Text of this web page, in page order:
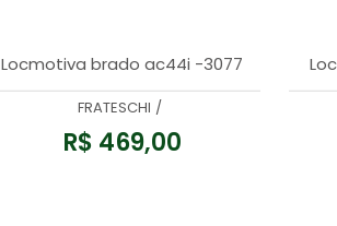
Locmotiva brado ac44i -3077
FRATESCHI /
R$ 469,00